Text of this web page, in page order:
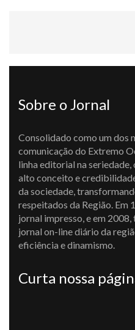
Sobre o Jornal
Consolidado como um dos
comunicação do Extremo
linha editorial na seriedade,
alto conceito e
da sociedade,
respeitados da Região. Em
jornal impresso, e em
jornal on-line diário da
eficiência e dinamismo.
Curta nossa